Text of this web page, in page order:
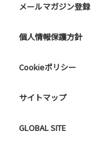
メールマガジン登録
個人情報保護方針
Cookieポリシー
サイトマップ
GLOBAL SITE